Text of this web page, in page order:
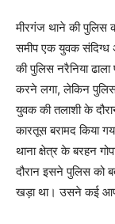
मीरगंज थाने की पुलिस
समीप एक युवक संदिग्ध
की पुलिस नरैनिया
करने लगा, लेकिन
युवक की तलाशी के
कारतूस बरामद किया
थाना क्षेत्र के बरहन
दौरान इसने पुलिस को
खड़ा था। उसने कई